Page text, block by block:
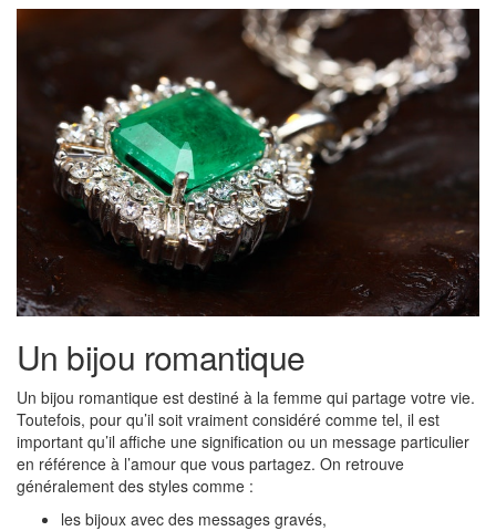
Un bijou romantique
Un bijou romantique est destiné à la femme qui partage votre vie.
Toutefois, pour qu’il soit vraiment considéré comme tel, il est
important qu’il affiche une signification ou un message particulier
en référence à l’amour que vous partagez. On retrouve
généralement des styles comme :
les bijoux avec des messages gravés,